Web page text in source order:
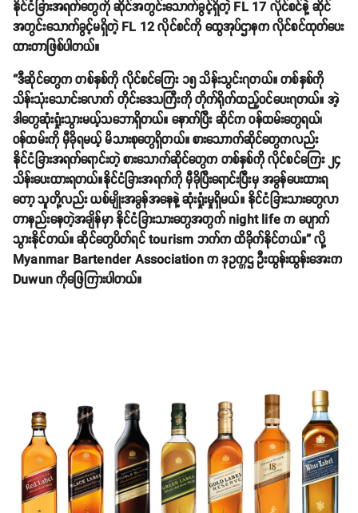
နိုင်ငံခြားအရက်တွေကို ဆိုင်အတွင်းသောက်ခွင့်ရှိတဲ့ FL 17 လိုင်စင်နဲ့ ဆိုင်
အတွင်းသောက်ခွင့်မရှိတဲ့ FL 12 လိုင်စင်ကို ထွေအုပ်ဌာနက လိုင်စင်ထုတ်ပေး
ထားတာဖြစ်ပါတယ်။
“ဒီဆိုင်တွေက တစ်နှစ်ကို လိုင်စင်ကြေး ၁၅ သိန်းသွင်း၇တယ်။ တစ်နှစ်ကို
သိန်းသုံးသောင်းလောက် တိုင်းဒေသကြီးကို တိုက်ရိုက်ထည့်ဝင်ပေး၇တယ်။ အဲ့
ဒါတွေဆုံးရှုံးသွားမယ့်သဘောရှိတယ်။ နောက်ပြီး ဆိုင်က ဝန်ထမ်းတွေရယ်၊
ဝန်ထမ်းကို မှီခိုရမယ့် မိသားစုတွေရှိတယ်။ စားသောာက်ဆိုင်တွေကလည်း
နိုင်ငံခြားအရက်ရောင်းတဲ့ စားသောက်ဆိုင်တွေက တစ်နှစ်ကို လိုင်စင်ကြေး ၂၄
သိန်းပေးထားရတယ်။နိုင်ငံခြားအရက်ကို မှီခိုပြီးရောင်းပြီးမှ အခွန်ပေးထားရ
တော့ သူတို့လည်း ယစ်မျိုးအခွန်အနေနဲ့ ဆုံးရှုံးမှုရှိမယ်။ နိုင်ငံခြားသားတွေလာ
တာနည်းနေတဲ့အချိန်မှာ နိုင်ငံခြားသားတွေအတွက် night life က ပျောက်
သွားနိုင်တယ်။ ဆိုင်တွေပိတ်ရင် tourism ဘက်က ထိခိုက်နိုင်တယ်။” လို့
Myanmar Bartender Association က ဒုဥက္ကဌ ဦးထွန်းထွန်းအေးက
Duwun ကိုဖြေကြားပါတယ်။